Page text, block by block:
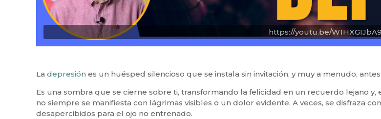
https://youtu.be/
Ladepresiónes un huésped silencioso que se instala sin invitación, y muy a menudo,
Es una sombra que se cierne sobre ti, transformando la felicidad en un recuerdo lejano
no siempre se manifiesta con lágrimas visibles o un dolor evidente. A veces, se disfraza
desapercibidos para el ojo no entrenado.